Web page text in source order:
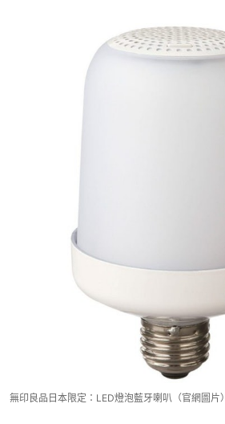
無印良品日本限定：LED燈泡藍牙喇叭（官網圖片）